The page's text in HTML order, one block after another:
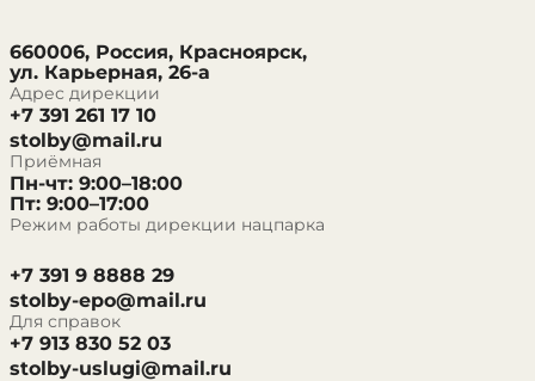
660006, Россия, Красноярск,
ул. Карьерная, 26-а
Адрес дирекции
+7 391 261 17 10
stolby@mail.ru
Приёмная
Пн-чт: 9:00–18:00
Пт: 9:00–17:00
Режим работы дирекции нацпарка
+7 391 9 8888 29
stolby-epo@mail.ru
Для справок
+7 913 830 52 03
stolby-uslugi@mail.ru